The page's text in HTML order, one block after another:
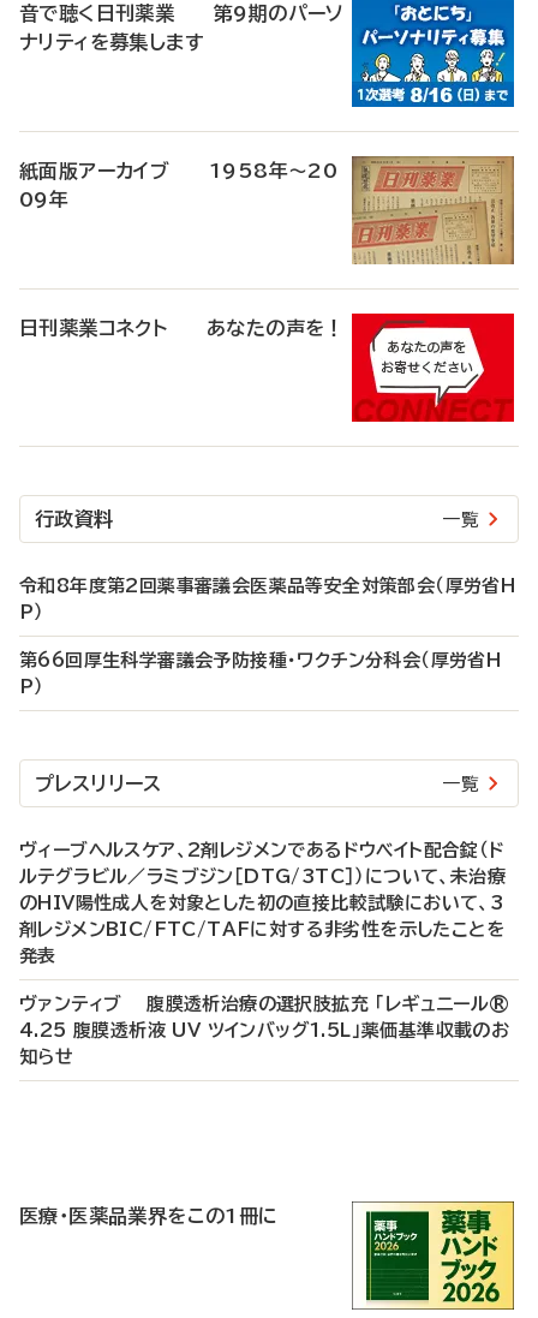
音で聴く日刊薬業 第9期のパーソ
ナリティを募集します
紙面版アーカイブ 1958年～20
09年
日刊薬業コネクト あなたの声を！
行政資料 一覧
令和8年度第2回薬事審議会医薬品等安全対策部会（厚労省H
P）
第66回厚生科学審議会予防接種・ワクチン分科会（厚労省H
P）
プレスリリース 一覧
ヴィーブヘルスケア、2剤レジメンであるドウベイト配合錠（ド
ルテグラビル／ラミブジン［DTG/3TC］）について、未治療
のHIV陽性成人を対象とした初の直接比較試験において、3
剤レジメンBIC/FTC/TAFに対する非劣性を示したことを
発表
ヴァンティブ 腹膜透析治療の選択肢拡充 「レギュニール®
4.25 腹膜透析液 UV ツインバッグ1.5L」薬価基準収載のお
知らせ
医療・医薬品業界をこの1冊に